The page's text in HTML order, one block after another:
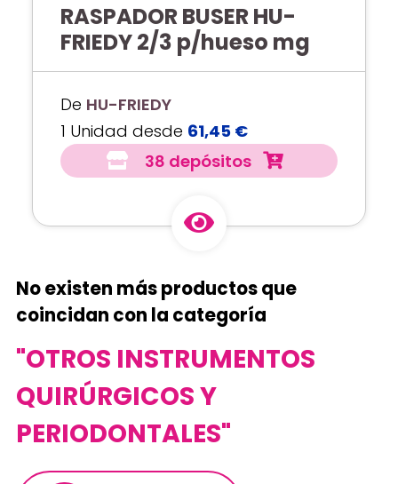
RASPADOR BUSER HU-
FRIEDY 2/3 p/hueso mg
De HU-FRIEDY
1 Unidad desde 61,45 €
38 depósitos
No existen más productos que
coincidan con la categoría
"OTROS INSTRUMENTOS
QUIRÚRGICOS Y
PERIODONTALES"